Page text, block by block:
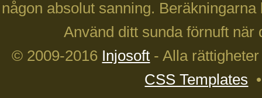
någon absolut sanning.
Använd ditt sunda förnuft
© 2009-2016 Injosoft - Alla
CSS Templates